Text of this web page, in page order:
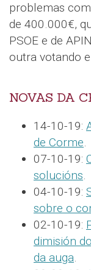
problemas
de 400.000€,
PSOE e de
outra votando
NOVAS DA
14-10-19:
de Corme.
07-10-19:
solucións.
04-10-19:
sobre o
02-10-19:
dimisión
da auga.